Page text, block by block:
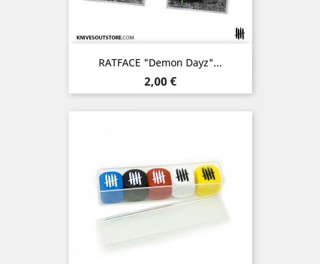
RATFACE "Demon Dayz"...
Prix
2,00 €